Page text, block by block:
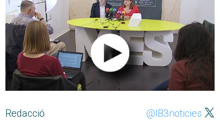
Redacció @IB3noticies